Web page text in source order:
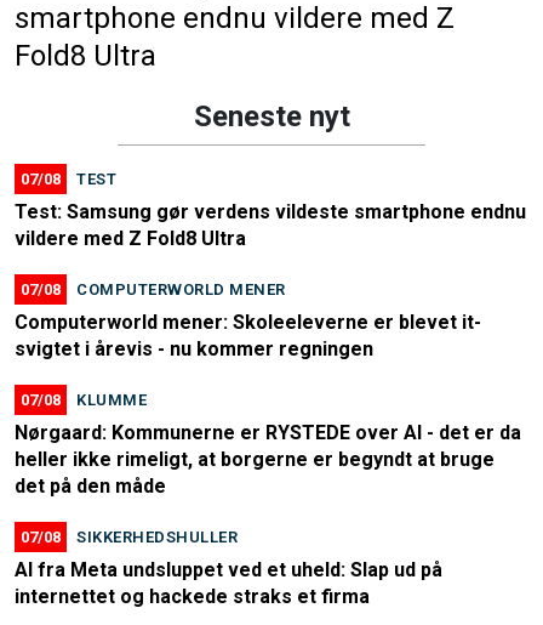
smartphone endnu vildere med Z
Fold8 Ultra
Seneste nyt
07/08 TEST
Test: Samsung gør verdens vildeste smartphone endnu
vildere med Z Fold8 Ultra
07/08 COMPUTERWORLD MENER
Computerworld mener: Skoleeleverne er blevet it-
svigtet i årevis - nu kommer regningen
07/08 KLUMME
Nørgaard: Kommunerne er RYSTEDE over AI - det er da
heller ikke rimeligt, at borgerne er begyndt at bruge
det på den måde
07/08 SIKKERHEDSHULLER
AI fra Meta undsluppet ved et uheld: Slap ud på
internettet og hackede straks et firma